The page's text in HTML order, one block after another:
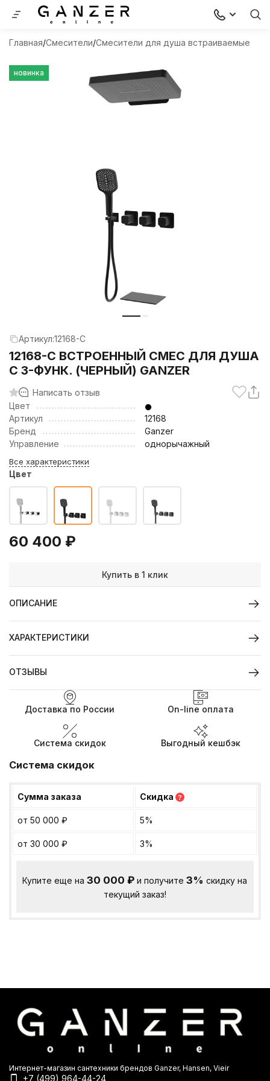
Главная Смесители Смесители для душа встраиваемые
новинка
Артикул:12168-C
12168-C ВСТРОЕННЫЙ СМЕС ДЛЯ ДУША
С 3-ФУНК. (ЧЕРНЫЙ) GANZER
Написать отзыв
Цвет
Артикул
12168
Бренд
Ganzer
Управление
однорычажный
Все характеристики
Цвет
60 400 ₽
Купить в 1 клик
ОПИСАНИЕ
ХАРАКТЕРИСТИКИ
ОТЗЫВЫ
Доставка по России On-line оплата
Система скидок Выгодный кешбэк
Система скидок
Сумма заказа Скидка ?
от 50 000 ₽ 5%
от 30 000 ₽ 3%
Купите еще на30 000₽ и получите3% скидку на
текущий заказ!
Интернет-магазин сантехники брендов Ganzer, Hansen, Vieir
+7 (499) 964-44-24